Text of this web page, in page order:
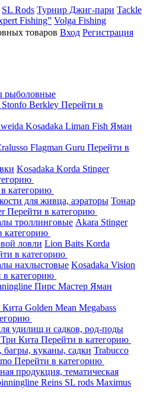
SL Rods Турнир Джиг-пари Tackle
Fishing” Volga Fishing
товаров Вход Регистрация
рыболовные
Stonfo Berkley Перейти в
Kosadaka Liman Fish Яман
Flagman Guru Перейти в
Kosadaka Korda Stinger
категорию
для живца, аэраторы Тонар
Перейти в категорию
троллинговые Akara Stinger
категорию
ловли Lion Baits Korda
в категорию
нахлыстовые Kosadaka Vision
в категорию
Пирс Мастер Яман
Кита Golden Mean Megabass
удилищ и садков, род-поды
Три Кита Перейти в категорию
куканы, садки Trabucco
Перейти в категорию
продукция, тематическая
Reins SL rods Maximus